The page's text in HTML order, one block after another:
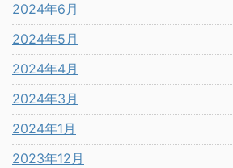
2024年6月
2024年5月
2024年4月
2024年3月
2024年1月
2023年12月